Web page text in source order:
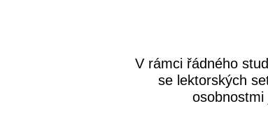
V rámci řádného
se lektorských